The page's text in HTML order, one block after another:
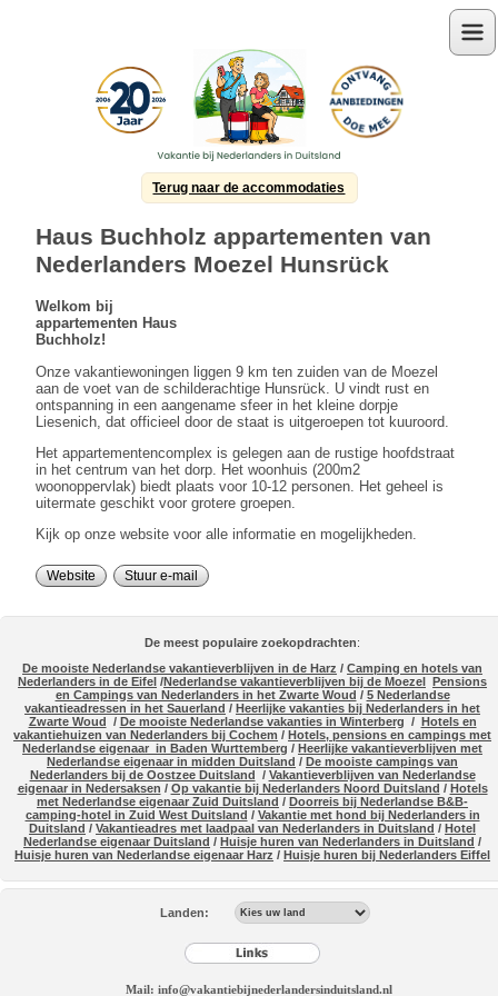
Menu
Terug naar de accommodaties
Haus Buchholz appartementen van
Nederlanders Moezel Hunsrück
Welkom bij
appartementen Haus
Buchholz!
Onze vakantiewoningen liggen 9 km ten zuiden van de Moezel
aan de voet van de schilderachtige Hunsrück. U vindt rust en
ontspanning in een aangename sfeer in het kleine dorpje
Liesenich, dat officieel door de staat is uitgeroepen tot kuuroord.
Het appartementencomplex is gelegen aan de rustige hoofdstraat
in het centrum van het dorp. Het woonhuis (200m2
woonoppervlak) biedt plaats voor 10-12 personen. Het geheel is
uitermate geschikt voor grotere groepen.
Kijk op onze website voor alle informatie en mogelijkheden.
Website Stuur e-mail
De meest populaire zoekopdrachten:
De mooiste Nederlandse vakantieverblijven in de Harz /Camping en hotels van
Nederlanders in de Eifel /Nederlandse vakantieverblijven bij de Moezel Pensions
en Campings van Nederlanders in het Zwarte Woud / 5 Nederlandse
vakantieadressen in het Sauerland /Heerlijke vakanties bij Nederlanders in het
Zwarte Woud / De mooiste Nederlandse vakanties in Winterberg / Hotels en
vakantiehuizen van Nederlanders bij Cochem /Hotels, pensions en campings met
Nederlandse eigenaar in Baden Wurttemberg /Heerlijke vakantieverblijven met
Nederlandse eigenaar in midden Duitsland /De mooiste campings van
Nederlanders bij de Oostzee Duitsland / Vakantieverblijven van Nederlandse
eigenaar in Nedersaksen / Op vakantie bij Nederlanders Noord Duitsland / Hotels
met Nederlandse eigenaar Zuid Duitsland /Doorreis bij Nederlandse B&B-
camping-hotel in Zuid West Duitsland / Vakantie met hond bij Nederlanders in
Duitsland /Vakantieadres met laadpaal van Nederlanders in Duitsland /Hotel
Nederlandse eigenaar Duitsland /Huisje huren van Nederlanders in Duitsland /
Huisje huren van Nederlandse eigenaar Harz /Huisje huren bij Nederlanders Eiffel
Landen:
Mail: info@vakantiebijnederlandersinduitsland.nl